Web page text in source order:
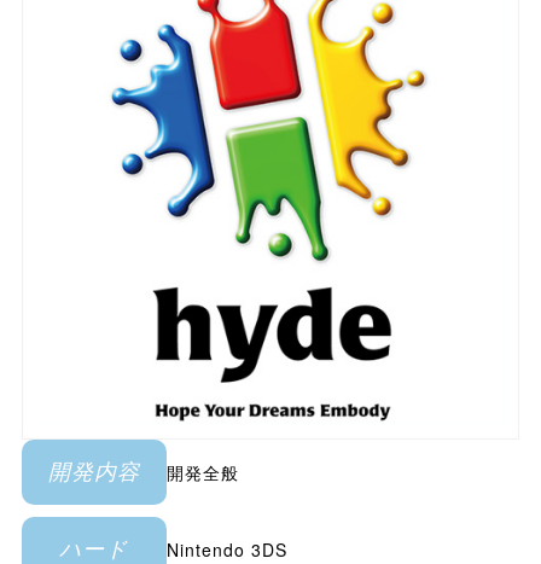
開発内容 開発全般
ハード Nintendo 3DS